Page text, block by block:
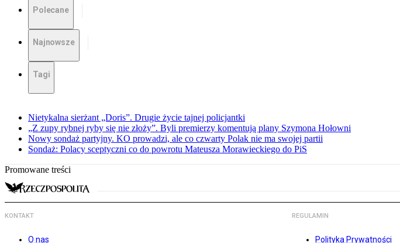
Polecane
Najnowsze
Tagi
Nietykalna sierżant „Doris”. Drugie życie tajnej policjantki
„Z zupy rybnej ryby się nie złoży”. Byli premierzy komentują plany Szymona Hołowni
Nowy sondaż partyjny. KO prowadzi, ale co czwarty Polak nie ma swojej partii
Sondaż: Polacy sceptyczni co do powrotu Mateusza Morawieckiego do PiS
Promowane treści
KONTAKT
O nas
REGULAMIN
Polityka Prywatności